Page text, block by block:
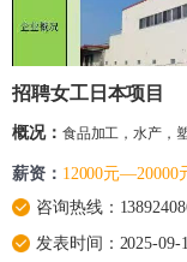
招聘女工日本项目
概况： 食品加工，水产，
薪资： 12000元—20000
咨询热线：
发表时间：2025-09-